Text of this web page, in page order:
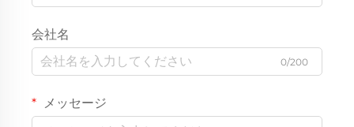
会社名
0/200
メッセージ